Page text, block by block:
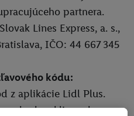
partnera.
Lines Express, a. s.,
IČO: 44 667 345
kódu:
z aplikácie Lidl Plus.
slovaklines.sk